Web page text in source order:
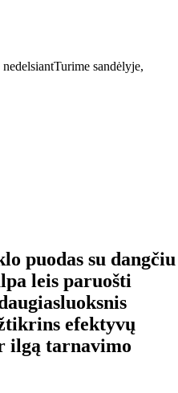
Turime sandėlyje,
puodas su dangčiu
leis paruošti
efektyvų
ilgą tarnavimo